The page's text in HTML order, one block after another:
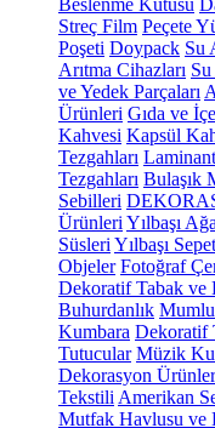
Beslenme Kutusu
Streç Film Peçete
Poşeti Doypack Su
Arıtma Cihazları
ve Yedek Parçaları
Ürünleri Gıda ve
Kahvesi Kapsül
Tezgahları
Tezgahları Bulaşık
Sebilleri
Ürünleri Yılbaşı
Süsleri Yılbaşı
Objeler Fotoğraf
Dekoratif Tabak ve
Buhurdanlık
Kumbara Dekoratif
Tutucular Müzik
Dekorasyon
Tekstili Amerikan
Mutfak Havlusu ve